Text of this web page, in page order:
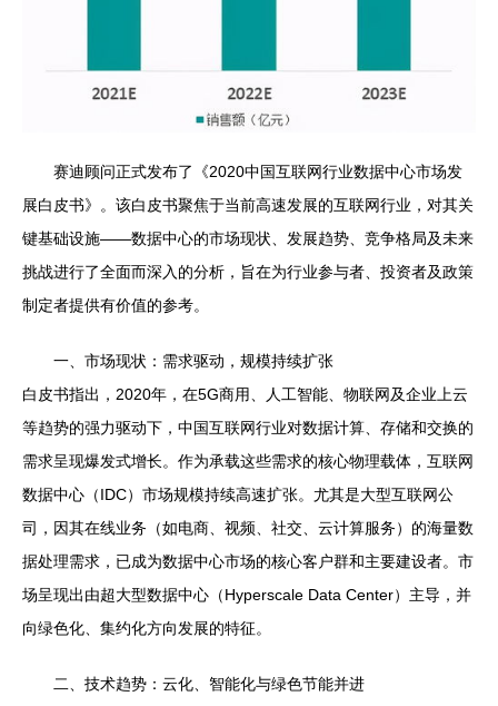
赛迪顾问正式发布了《2020中国互联网行业数据中心市场发
展白皮书》。该白皮书聚焦于当前高速发展的互联网行业，对其关
键基础设施——数据中心的市场现状、发展趋势、竞争格局及未来
挑战进行了全面而深入的分析，旨在为行业参与者、投资者及政策
制定者提供有价值的参考。
一、市场现状：需求驱动，规模持续扩张
白皮书指出，2020年，在5G商用、人工智能、物联网及企业上云
等趋势的强力驱动下，中国互联网行业对数据计算、存储和交换的
需求呈现爆发式增长。作为承载这些需求的核心物理载体，互联网
数据中心（IDC）市场规模持续高速扩张。尤其是大型互联网公
司，因其在线业务（如电商、视频、社交、云计算服务）的海量数
据处理需求，已成为数据中心市场的核心客户群和主要建设者。市
场呈现出由超大型数据中心（Hyperscale Data Center）主导，并
向绿色化、集约化方向发展的特征。
二、技术趋势：云化、智能化与绿色节能并进